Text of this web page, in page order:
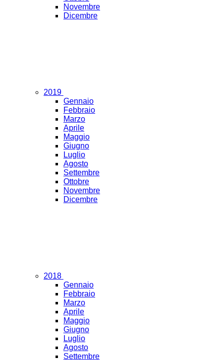
Novembre
Dicembre
2019
Gennaio
Febbraio
Marzo
Aprile
Maggio
Giugno
Luglio
Agosto
Settembre
Ottobre
Novembre
Dicembre
2018
Gennaio
Febbraio
Marzo
Aprile
Maggio
Giugno
Luglio
Agosto
Settembre